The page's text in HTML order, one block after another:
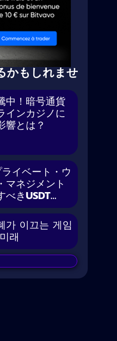
かもしれませ
中！暗号通貨
インカジノに
響とは？
イベート・ウ
マネジメント
べきUSDT...
가 이끄는 게임
래